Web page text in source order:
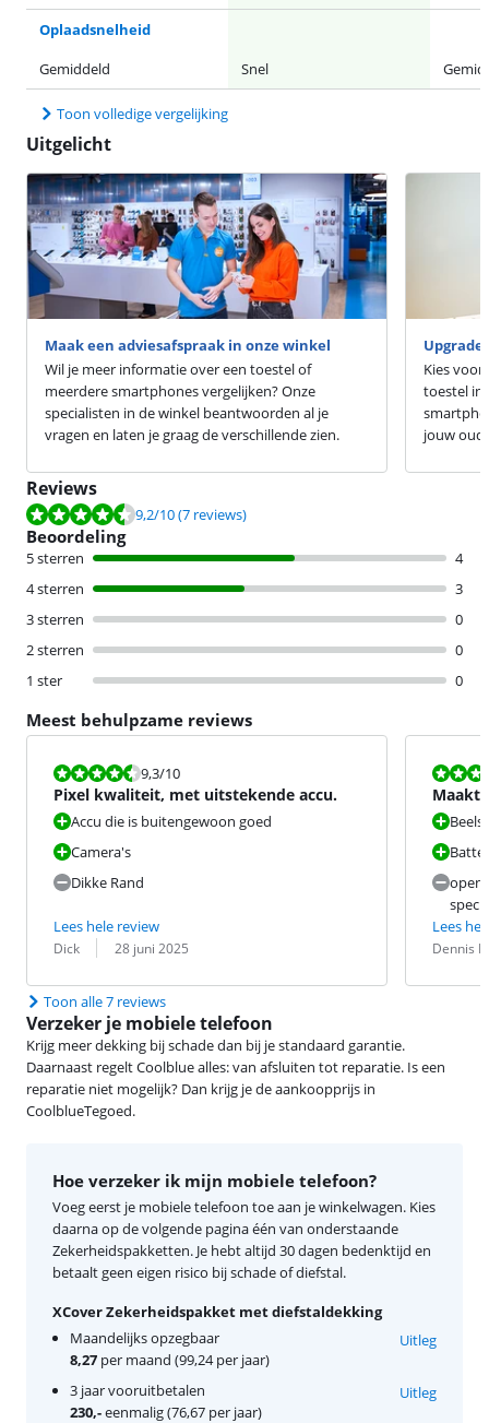
Oplaadsnelheid
Gemiddeld
Snel
Toon volledige vergelijking
Uitgelicht
Maak een adviesafspraak in onze winkel
Wil je meer informatie over een toestel of
meerdere smartphones vergelijken? Onze
specialisten in de winkel beantwoorden al je
vragen en laten je graag de verschillende zien.
Kies
toestel in
jouw
Reviews
Beoordeling is 9,2 van de 10, gebaseerd op 7 reviews.
9,2/10(7 reviews)
Beoordeling
5 sterren
4
4 sterren
3
3 sterren
0
2 sterren
0
1 ster
0
Meest behulpzame reviews
Beoordeling is 9,3 van de 10.
9,3/10
Pixel kwaliteit, met uitstekende accu.
Accu die is buitengewoon goed
Camera's
Dikke Rand
Lees hele review
Beoordeling door:
Dick
Datum: 28 juni 2025
Maakt
Lees
Dennis
Datum:
Toon alle 7 reviews
Verzeker je mobiele telefoon
Krijg meer dekking bij schade dan bij je standaard garantie.
Daarnaast regelt Coolblue alles: van afsluiten tot reparatie. Is een
reparatie niet mogelijk? Dan krijg je de aankoopprijs in
CoolblueTegoed.
Hoe verzeker ik mijn mobiele telefoon?
Voeg eerst je mobiele telefoon toe aan je winkelwagen. Kies
daarna op de volgende pagina één van onderstaande
Zekerheidspakketten. Je hebt altijd 30 dagen bedenktijd en
betaalt geen eigen risico bij schade of diefstal.
XCover Zekerheidspakket met diefstaldekking
Maandelijks opzegbaar
8,27 per maand (99,24 per jaar)
Uitleg
3 jaar vooruitbetalen
230,-eenmalig (76,67 per jaar)
Uitleg